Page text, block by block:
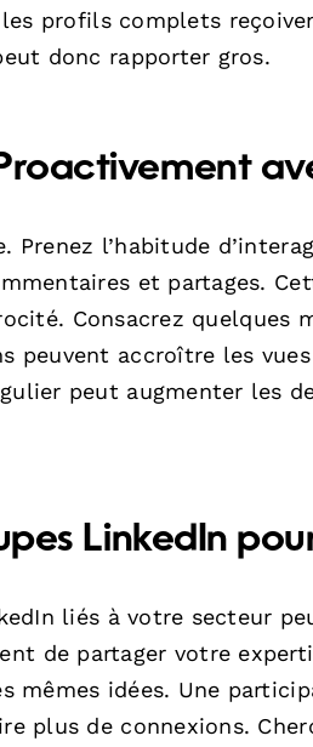
profils complets
donc rapporter gros.
Prenez l’habitude
et partages.
Consacrez quelques
peuvent accroître les
peut augmenter les
LinkedIn
liés à votre secteur
de partager votre
mêmes idées. Une
plus de connexions.